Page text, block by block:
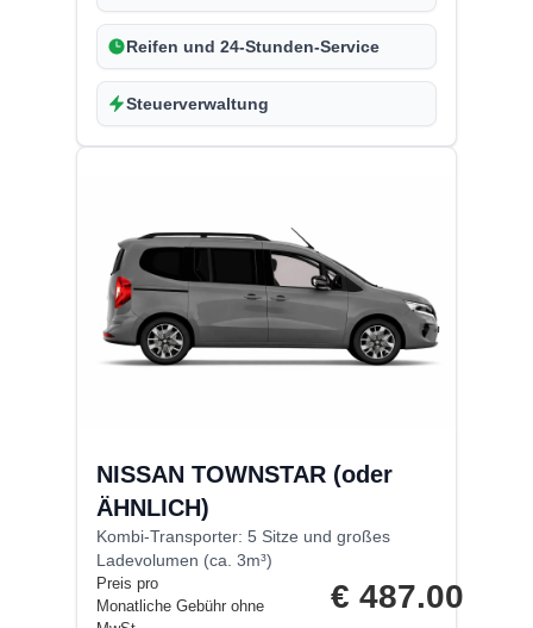
Reifen und 24-Stunden-Service
Steuerverwaltung
NISSAN TOWNSTAR (oder
ÄHNLICH)
Kombi-Transporter: 5 Sitze und großes
Ladevolumen (ca. 3m³)
Preis pro
Monatliche Gebühr ohne
€ 487.00